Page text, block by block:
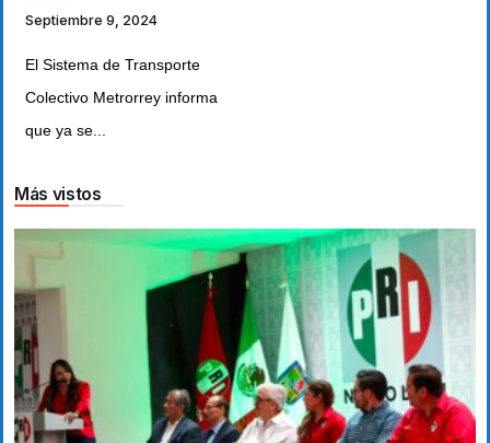
Septiembre 9, 2024
El Sistema de Transporte
Colectivo Metrorrey informa
que ya se...
Más vistos